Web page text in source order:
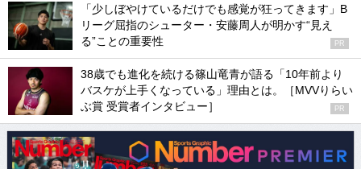
「少しぼやけているだけでも感覚が狂ってきます」B
リーグ屈指のシューター・安藤周人が明かす“見え
る”ことの重要性
PR
38歳でも進化を続ける篠山竜青が語る「10年前より
バスケが上手くなっている」理由とは。［MVVりらい
ぶ賞 受賞者インタビュー］
PR